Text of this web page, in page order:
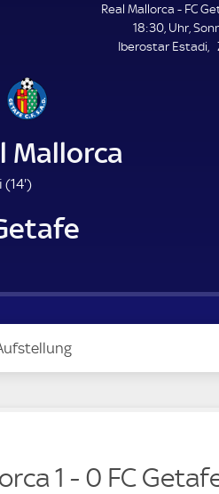
Real Mallorca - FC
18:30, Uhr,
Iberostar Estadi
Mallorca
(14'1
.
m
u
)
1 - 0 FC